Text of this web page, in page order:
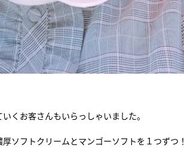
くお客さんもいらっしゃいました。
ソフトクリームとマンゴーソフトを１つずつ！